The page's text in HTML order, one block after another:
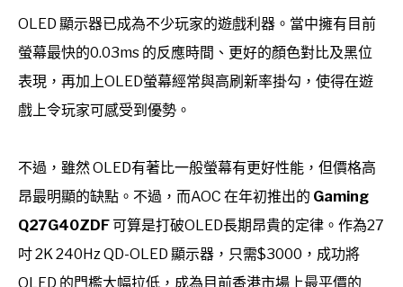
OLED 顯示器已成為不少玩家的遊戲利器。當中擁有目前
螢幕最快的0.03ms 的反應時間、更好的顏色對比及黑位
表現，再加上OLED螢幕經常與高刷新率掛勾，使得在遊
戲上令玩家可感受到優勢。
不過，雖然 OLED有著比一般螢幕有更好性能，但價格高
昂最明顯的缺點。不過，而AOC 在年初推出的 Gaming
Q27G40ZDF可算是打破OLED長期昂貴的定律。作為27
吋 2K 240Hz QD-OLED 顯示器，只需$3000，成功將
OLED 的門檻大幅拉低，成為目前香港市場上最平價的